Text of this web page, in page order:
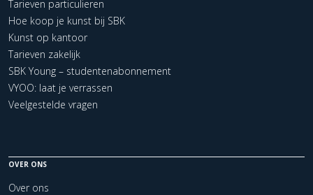
Tarieven particulieren
Hoe koop je kunst bij SBK
Kunst op kantoor
Tarieven zakelijk
SBK Young – studentenabonnement
VYOO: laat je verrassen
Veelgestelde vragen
OVER ONS
Over ons